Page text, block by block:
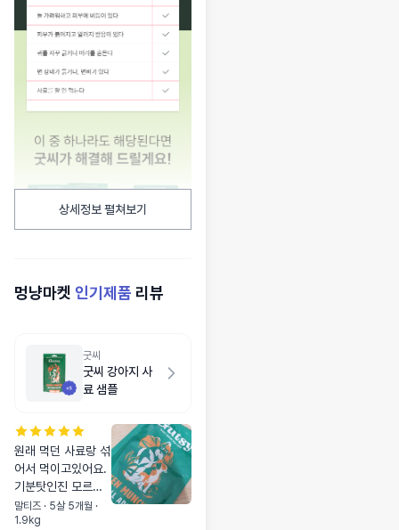
상세정보 펼쳐보기
멍냥마켓 인기제품 리뷰
굿씨
굿씨 강아지 사
료 샘플
원래 먹던 사료랑 섞
어서 먹이고있어요.
기분탓인진 모르겠
지만, 며칠만에 눈가
가 좀 깨끗해진거 같
말티즈 · 5살 5개월 ·
1.9kg